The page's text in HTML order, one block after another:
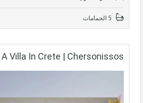
A Villa In Crete | Chersonissos